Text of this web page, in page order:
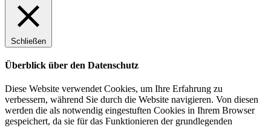
Schließen
Überblick über den Datenschutz
Diese Website verwendet Cookies, um Ihre Erfahrung zu
verbessern, während Sie durch die Website navigieren. Von diesen
werden die als notwendig eingestuften Cookies in Ihrem Browser
gespeichert, da sie für das Funktionieren der grundlegenden